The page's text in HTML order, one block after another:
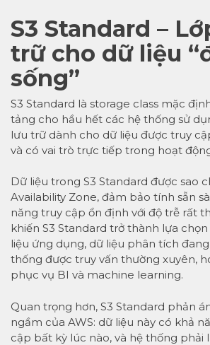
S3 Standard –
trữ cho dữ liệu
sống”
S3 Standard là storage class mặc
tảng cho hầu hết các hệ thống sử
lưu trữ dành cho dữ liệu được truy
và có vai trò trực tiếp trong hoạt
Dữ liệu trong S3 Standard được sao
Availability Zone, đảm bảo tính sẵn
năng truy cập ổn định với độ trễ rất
khiến S3 Standard trở thành lựa
liệu ứng dụng, dữ liệu phân tích
thống được truy vấn thường xuyên,
phục vụ BI và machine learning.
Quan trọng hơn, S3 Standard phản
ngầm của AWS: dữ liệu này có khả
cập bất kỳ lúc nào, và hệ thống phải